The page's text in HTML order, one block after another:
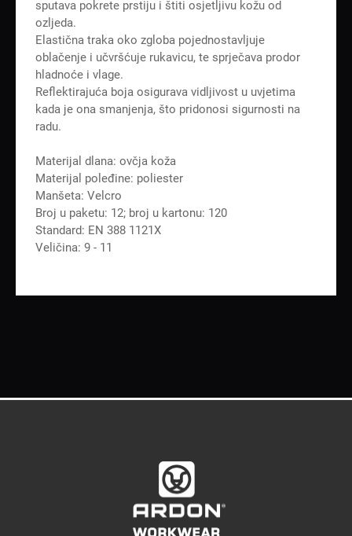
sputava pokrete prstiju i štiti osjetljivu kožu od
ozljeda.
Elastična traka oko zgloba pojednostavljuje
oblačenje i učvršćuje rukavicu, te sprječava prodor
hladnoće i vlage.
Reflektirajuća boja osigurava vidljivost u uvjetima
kada je ona smanjenja, što pridonosi sigurnosti na
radu.
Materijal dlana: ovčja koža
Materijal poleđine: poliester
Manšeta: Velcro
Broj u paketu: 12; broj u kartonu: 120
Standard: EN 388 1121X
Veličina: 9 - 11